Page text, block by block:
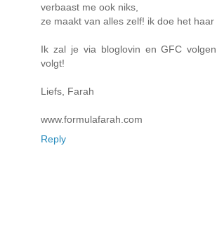
verbaast me ook niks,
ze maakt van alles zelf! ik doe het haar
Ik zal je via bloglovin en GFC
volgt!
Liefs, Farah
www.formulafarah.com
Reply